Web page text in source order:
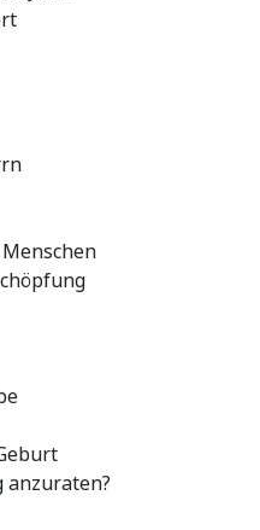
anzuraten?